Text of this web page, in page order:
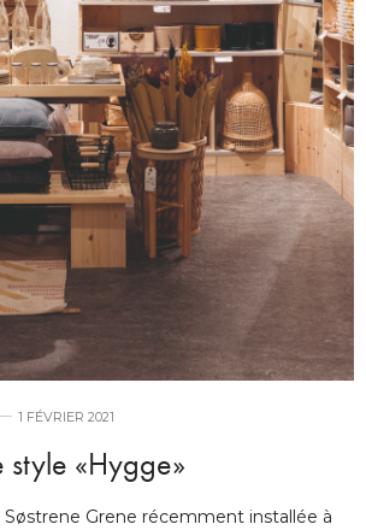
1 FÉVRIER 2021
«Hygge»
Søstrene Grene récemment installée à